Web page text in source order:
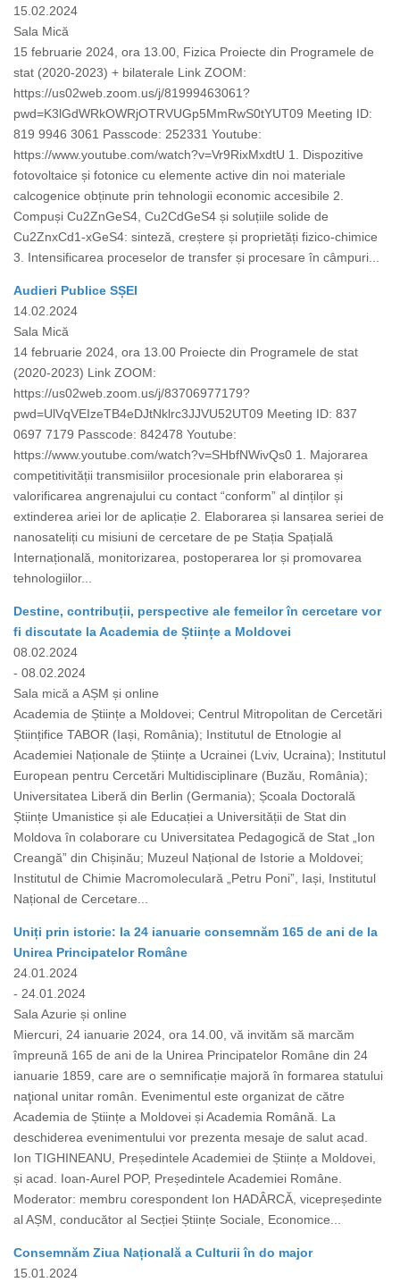
15.02.2024
Sala Mică
15 februarie 2024, ora 13.00, Fizica Proiecte din Programele de
stat (2020-2023) + bilaterale Link ZOOM:
https://us02web.zoom.us/j/81999463061?
pwd=K3lGdWRkOWRjOTRVUGp5MmRwS0tYUT09 Meeting ID:
819 9946 3061 Passcode: 252331 Youtube:
https://www.youtube.com/watch?v=Vr9RixMxdtU 1. Dispozitive
fotovoltaice și fotonice cu elemente active din noi materiale
calcogenice obținute prin tehnologii economic accesibile 2.
Compuși Cu2ZnGeS4, Cu2CdGeS4 și soluțiile solide de
Cu2ZnxCd1-xGeS4: sinteză, creștere și proprietăți fizico-chimice
3. Intensificarea proceselor de transfer și procesare în câmpuri...
Audieri Publice SȘEI
14.02.2024
Sala Mică
14 februarie 2024, ora 13.00 Proiecte din Programele de stat
(2020-2023) Link ZOOM:
https://us02web.zoom.us/j/83706977179?
pwd=UlVqVEIzeTB4eDJtNklrc3JJVU52UT09 Meeting ID: 837
0697 7179 Passcode: 842478 Youtube:
https://www.youtube.com/watch?v=SHbfNWivQs0 1. Majorarea
competitivității transmisiilor procesionale prin elaborarea și
valorificarea angrenajului cu contact “conform” al dinților și
extinderea ariei lor de aplicație 2. Elaborarea și lansarea seriei de
nanosateliți cu misiuni de cercetare de pe Stația Spațială
Internațională, monitorizarea, postoperarea lor și promovarea
tehnologiilor...
Destine, contribuții, perspective ale femeilor în cercetare vor
fi discutate la Academia de Științe a Moldovei
08.02.2024
- 08.02.2024
Sala mică a AȘM și online
Academia de Științe a Moldovei; Centrul Mitropolitan de Cercetări
Științifice TABOR (Iași, România); Institutul de Etnologie al
Academiei Naționale de Științe a Ucrainei (Lviv, Ucraina); Institutul
European pentru Cercetări Multidisciplinare (Buzău, România);
Universitatea Liberă din Berlin (Germania); Școala Doctorală
Științe Umanistice și ale Educației a Universității de Stat din
Moldova în colaborare cu Universitatea Pedagogică de Stat „Ion
Creangă” din Chișinău; Muzeul Național de Istorie a Moldovei;
Institutul de Chimie Macromoleculară „Petru Poni”, Iași, Institutul
Național de Cercetare...
Uniți prin istorie: la 24 ianuarie consemnăm 165 de ani de la
Unirea Principatelor Române
24.01.2024
- 24.01.2024
Sala Azurie și online
Miercuri, 24 ianuarie 2024, ora 14.00, vă invităm să marcăm
împreună 165 de ani de la Unirea Principatelor Române din 24
ianuarie 1859, care are o semnificație majoră în formarea statului
naţional unitar român. Evenimentul este organizat de către
Academia de Științe a Moldovei și Academia Română. La
deschiderea evenimentului vor prezenta mesaje de salut acad.
Ion TIGHINEANU, Președintele Academiei de Științe a Moldovei,
și acad. Ioan-Aurel POP, Președintele Academiei Române.
Moderator: membru corespondent Ion HADÂRCĂ, vicepreședinte
al AȘM, conducător al Secției Științe Sociale, Economice...
Consemnăm Ziua Națională a Culturii în do major
15.01.2024